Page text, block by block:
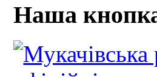
Наша